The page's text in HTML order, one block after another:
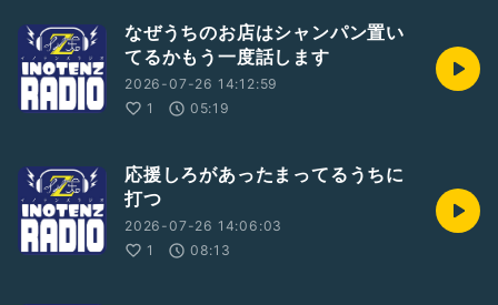
なぜうちのお店はシャンパン置い
てるかもう一度話します
2026-07-26 14:12:59
1
05:19
応援しろがあったまってるうちに
打つ
2026-07-26 14:06:03
1
08:13